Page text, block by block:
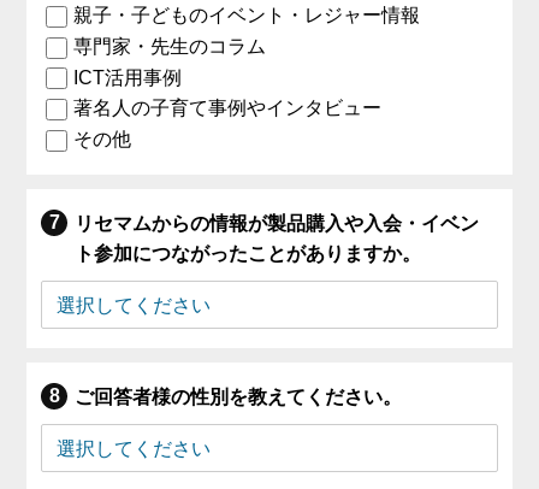
親子・子どものイベント・レジャー情報
専門家・先生のコラム
ICT活用事例
著名人の子育て事例やインタビュー
その他
リセマムからの情報が製品購入や入会・イベン
ト参加につながったことがありますか。
ご回答者様の性別を教えてください。